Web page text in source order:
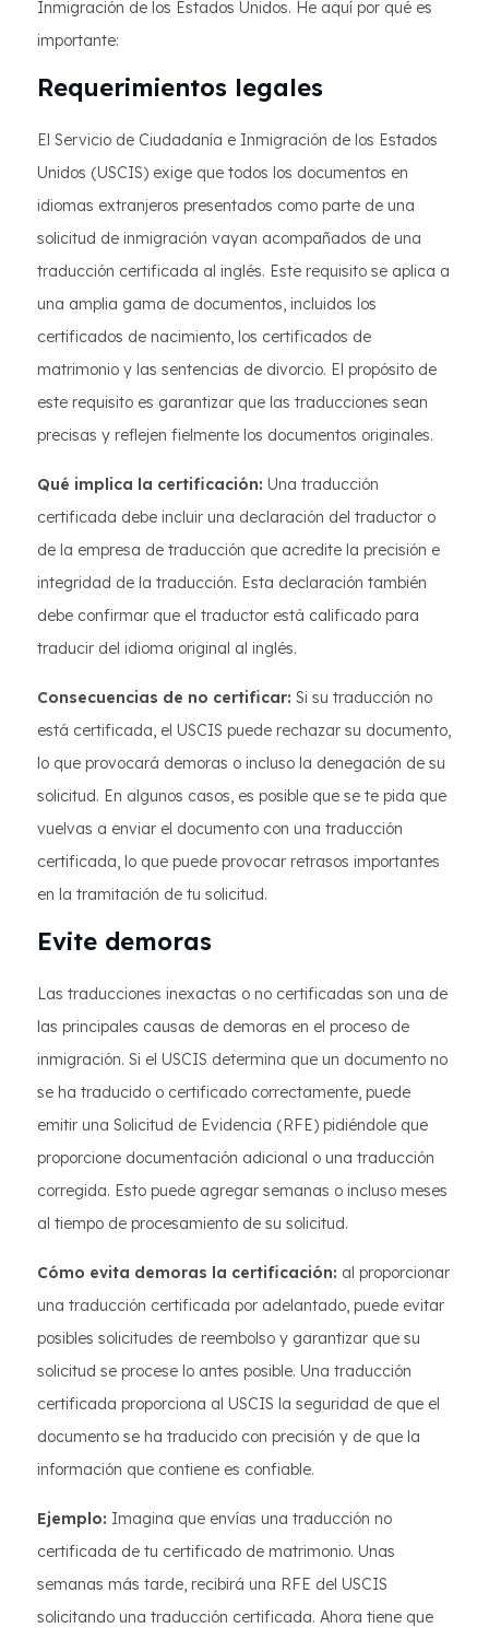
Inmigración de los Estados Unidos. He aquí por qué es
importante:
Requerimientos legales
El Servicio de Ciudadanía e Inmigración de los Estados
Unidos (USCIS) exige que todos los documentos en
idiomas extranjeros presentados como parte de una
solicitud de inmigración vayan acompañados de una
traducción certificada al inglés. Este requisito se aplica a
una amplia gama de documentos, incluidos los
certificados de nacimiento, los certificados de
matrimonio y las sentencias de divorcio. El propósito de
este requisito es garantizar que las traducciones sean
precisas y reflejen fielmente los documentos originales.
Qué implica la certificación: Una traducción
certificada debe incluir una declaración del traductor o
de la empresa de traducción que acredite la precisión e
integridad de la traducción. Esta declaración también
debe confirmar que el traductor está calificado para
traducir del idioma original al inglés.
Consecuencias de no certificar: Si su traducción no
está certificada, el USCIS puede rechazar su documento,
lo que provocará demoras o incluso la denegación de su
solicitud. En algunos casos, es posible que se te pida que
vuelvas a enviar el documento con una traducción
certificada, lo que puede provocar retrasos importantes
en la tramitación de tu solicitud.
Evite demoras
Las traducciones inexactas o no certificadas son una de
las principales causas de demoras en el proceso de
inmigración. Si el USCIS determina que un documento no
se ha traducido o certificado correctamente, puede
emitir una Solicitud de Evidencia (RFE) pidiéndole que
proporcione documentación adicional o una traducción
corregida. Esto puede agregar semanas o incluso meses
al tiempo de procesamiento de su solicitud.
Cómo evita demoras la certificación: al proporcionar
una traducción certificada por adelantado, puede evitar
posibles solicitudes de reembolso y garantizar que su
solicitud se procese lo antes posible. Una traducción
certificada proporciona al USCIS la seguridad de que el
documento se ha traducido con precisión y de que la
información que contiene es confiable.
Ejemplo: Imagina que envías una traducción no
certificada de tu certificado de matrimonio. Unas
semanas más tarde, recibirá una RFE del USCIS
solicitando una traducción certificada. Ahora tiene que